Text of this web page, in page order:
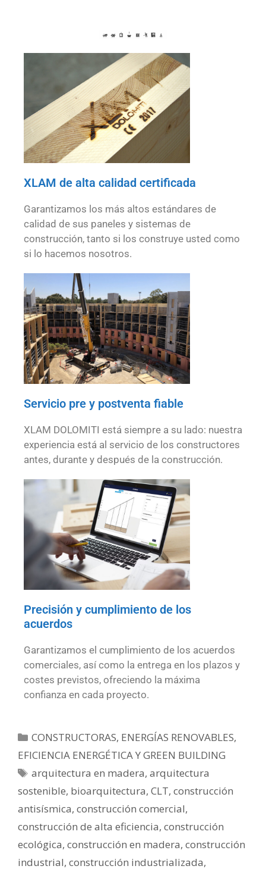
XLAM de alta calidad certificada
Garantizamos los más altos estándares de
calidad de sus paneles y sistemas de
construcción, tanto si los construye usted como
si lo hacemos nosotros.
Servicio pre y postventa fiable
XLAM DOLOMITI está siempre a su lado: nuestra
experiencia está al servicio de los constructores
antes, durante y después de la construcción.
Precisión y cumplimiento de los
acuerdos
Garantizamos el cumplimiento de los acuerdos
comerciales, así como la entrega en los plazos y
costes previstos, ofreciendo la máxima
confianza en cada proyecto.
CONSTRUCTORAS, ENERGÍAS RENOVABLES,
EFICIENCIA ENERGÉTICA Y GREEN BUILDING
arquitectura en madera,arquitectura
sostenible, bioarquitectura, CLT, construcción
antisísmica, construcción comercial,
construcción de alta eficiencia, construcción
ecológica, construcción en madera, construcción
industrial, construcción industrializada,